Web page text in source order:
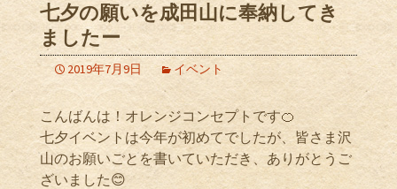
七夕の願いを成田山に奉納してき
ましたー
2019年7月9日 イベント
こんばんは！オレンジコンセプトです🍊
七夕イベントは今年が初めてでしたが、皆さま沢
山のお願いごとを書いていただき、ありがとうご
ざいました😊